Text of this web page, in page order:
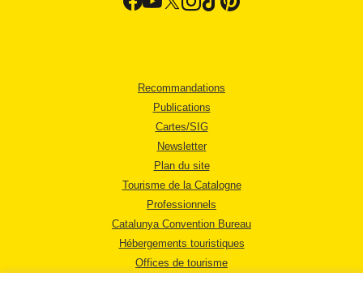
Recommandations
Publications
Cartes/SIG
Newsletter
Plan du site
Tourisme de la Catalogne
Professionnels
Catalunya Convention Bureau
Hébergements touristiques
Offices de tourisme